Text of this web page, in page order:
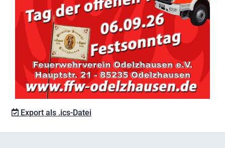
Export als .ics-Datei